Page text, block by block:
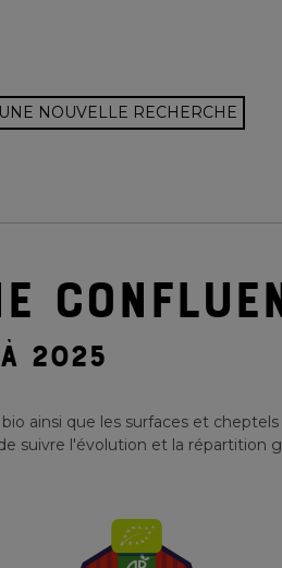
NOUVELLE RECHERCHE
2025
ainsi que les surfaces et
suivre l'évolution et la répartition